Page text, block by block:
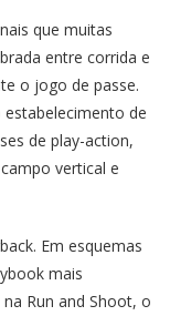
que muitas
entre corrida e
o jogo de passe.
de
de play-action,
vertical e
Em esquemas
mais
Run and Shoot, o